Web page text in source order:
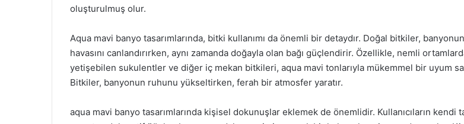
oluşturulmuş olur.
Aqua mavi banyo tasarımlarında, bitki kullanımı da önemli bir detaydır. Doğal bitkiler, banyonun
havasını canlandırırken, aynı zamanda doğayla olan bağı güçlendirir. Özellikle, nemli
yetişebilen sukulentler ve diğer iç mekan bitkileri, aqua mavi tonlarıyla mükemmel bir uyum
Bitkiler, banyonun ruhunu yükseltirken, ferah bir atmosfer yaratır.
aqua mavi banyo tasarımlarında kişisel dokunuşlar eklemek de önemlidir. Kullanıcıların kendi